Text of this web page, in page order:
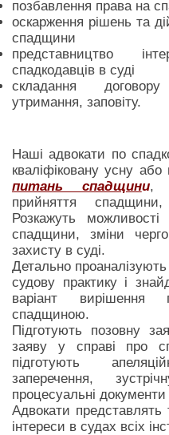
позбавлення права на
оскарження рішень та
спадщини
представництво
спадкодавців в суді
складання
утримання, заповіту.
Наші адвокати по
кваліфіковану усну
питань спадщини,
прийняття спадщини,
Розкажуть
спадщини, зміни
захисту в суді.
Детально
судову практику і
варіант вирішення
спадщиною.
Підготують позовну
заяву у справі про
підготують
заперечення,
процесуальні
Адвокати
інтереси в судах всіх